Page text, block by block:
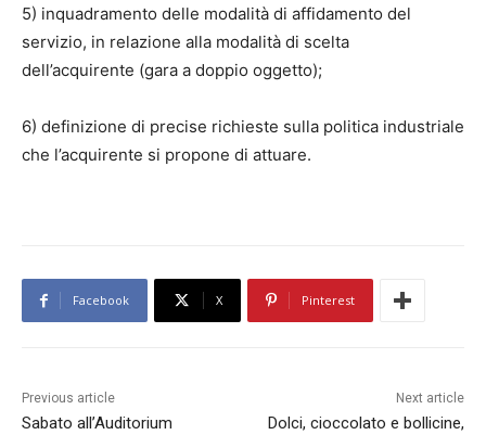
5) inquadramento delle modalità di affidamento del
servizio, in relazione alla modalità di scelta
dell’acquirente (gara a doppio oggetto);
6) definizione di precise richieste sulla politica industriale
che l’acquirente si propone di attuare.
Facebook X Pinterest
Previous article
Sabato all’Auditorium
Next article
Dolci, cioccolato e bollicine,